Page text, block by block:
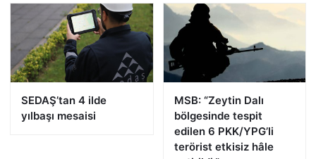
SEDAŞ’tan 4 ilde
yılbaşı mesaisi
MSB: “Zeytin Dalı
bölgesinde tespit
edilen 6 PKK/YPG’li
terörist etkisiz hâle